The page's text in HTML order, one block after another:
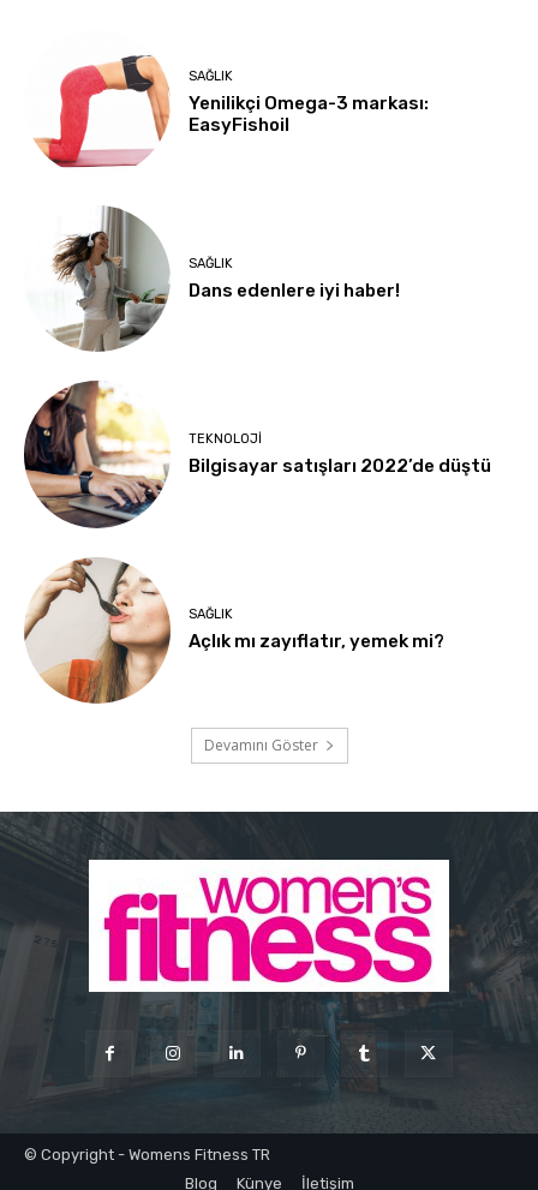
SAĞLIK
Yenilikçi Omega-3 markası:
EasyFishoil
SAĞLIK
Dans edenlere iyi haber!
TEKNOLOJI
Bilgisayar satışları 2022’de düştü
SAĞLIK
Açlık mı zayıflatır, yemek mi?
Devamını Göster
© Copyright - Womens Fitness TR
Blog
Künye İletişim